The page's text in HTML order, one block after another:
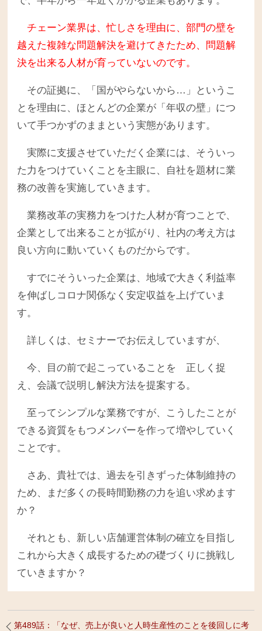
チェーン業界は、忙しさを理由に、部門の壁を
越えた複雑な問題解決を避けてきたため、問題解
決を出来る人材が育っていないのです。
その証拠に、「国がやらないから…」というこ
とを理由に、ほとんどの企業が「年収の壁」につ
いて手つかずのままという実態があります。
実際に支援させていただく企業には、そういっ
た力をつけていくことを主眼に、自社を題材に業
務の改善を実施していきます。
業務改革の実務力をつけた人材が育つことで、
企業として出来ることが拡がり、社内の考え方は
良い方向に動いていくものだからです。
すでにそういった企業は、地域で大きく利益率
を伸ばしコロナ関係なく安定収益を上げていま
す。
詳しくは、セミナーでお伝えしていますが、
今、目の前で起こっていることを 正しく捉
え、会議で説明し解決方法を提案する。
至ってシンプルな業務ですが、こうしたことが
できる資質をもつメンバーを作って増やしていく
ことです。
さあ、貴社では、過去を引きずった体制維持の
ため、まだ多くの長時間勤務の力を追い求めます
か？
それとも、新しい店舗運営体制の確立を目指し
これから大きく成長するための礎づくりに挑戦し
ていきますか？
第489話：「なぜ、売上が良いと人時生産性のことを後回しに考